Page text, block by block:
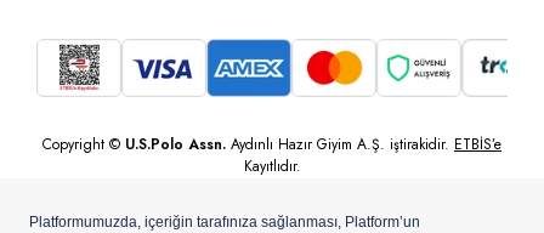
Copyright © U.S.Polo Assn. Aydınlı Hazır Giyim A.Ş. iştirakidir. ETBİS’e
Kayıtlıdır.